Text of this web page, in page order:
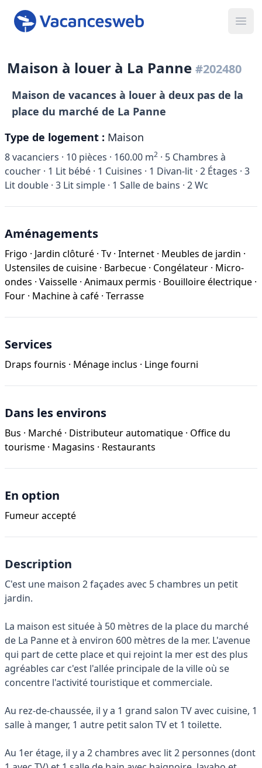
Maison à louer à La Panne #202480
Maison de vacances à louer à deux pas de la
place du marché de La Panne
Type de logement : Maison
8vacanciers · 10 pièces · 160.00 m2 · 5 Chambres à
coucher · 1 Lit bébé · 1 Cuisines · 1 Divan-lit · 2 Étages · 3
Lit double · 3 Lit simple · 1 Salle de bains · 2Wc
Aménagements
Frigo · Jardin clôturé · Tv · Internet · Meubles de jardin ·
Ustensiles de cuisine · Barbecue · Congélateur · Micro-
ondes · Vaisselle · Animaux permis · Bouilloire électrique ·
Four · Machine à café · Terrasse
Services
Draps fournis · Ménage inclus · Linge fourni
Dans les environs
Bus · Marché · Distributeur automatique · Office du
tourisme · Magasins · Restaurants
En option
Fumeur accepté
Description
C'est une maison 2 façades avec 5 chambres un petit
jardin.
La maison est située à 50 mètres de la place du marché
de La Panne et à environ 600 mètres de la mer. L'avenue
qui part de cette place et qui rejoint la mer est des plus
agréables car c'est l'allée principale de la ville où se
concentre l'activité touristique et commerciale.
Au rez-de-chaussée, il y a 1 grand salon TV avec cuisine, 1
salle à manger, 1 autre petit salon TV et 1 toilette.
Au 1er étage, il y a 2 chambres avec lit 2 personnes (dont